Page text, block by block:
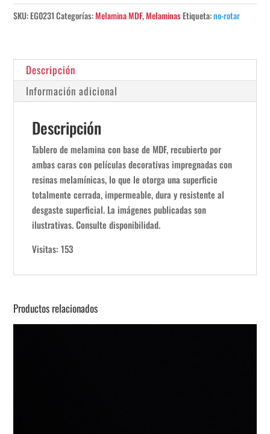
Línea:
SKU:EG0231 Categorías:Melamina MDF,MelaminasEtiqueta:no-rotar
Descripción
Información adicional
Descripción
Tablero de melamina con base de MDF, recubierto por
ambas caras con películas decorativas impregnadas con
resinas melamínicas, lo que le otorga una superficie
totalmente cerrada, impermeable, dura y resistente al
desgaste superficial. La imágenes publicadas son
ilustrativas. Consulte disponibilidad.
Visitas: 153
Productos relacionados